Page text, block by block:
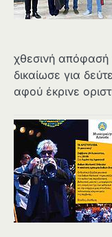
χθεσινή
δικαίωσε για
αφού έκρινε